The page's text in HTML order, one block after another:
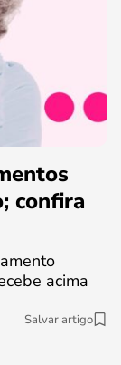
confira
acima
Salvar artigo